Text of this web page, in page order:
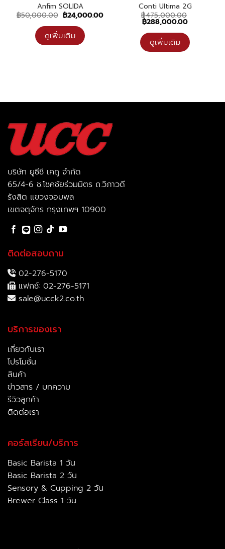
Anfim SOLIDA
฿50,000.00 Original
price
was:
฿50,000.00.
฿24,000.00Current
฿24,000.00.
ดูเพิ่มเติม
Conti Ultima 2G
฿475,000.00
Original
price
was:
฿475,000.00.
฿288,000.00Current
is:
฿
ดูเพิ่มเติม
บริษัท ยูซีซี เคทู จำกัด
65/4-6 ช.โชคชัยร่วมมิตร ถ.วิภาวดี
รังสิต แขวงจอมพล
เขตจตุจักร กรุงเทพฯ 10900
ติดต่อสอบถาม
02-276-5170
แฟกซ์: 02-276-5171
sale@ucck2.co.th
บริการของเรา
เกี่ยวกับเรา
โปรโมชั่น
สินค้า
ข่าวสาร / บทความ
รีวิวลูกค้า
ติดต่อเรา
คอร์สเรียน/บริการ
Basic Barista 1 วัน
Basic Barista 2 วัน
Sensory & Cupping 2 วัน
Brewer Class 1 วัน